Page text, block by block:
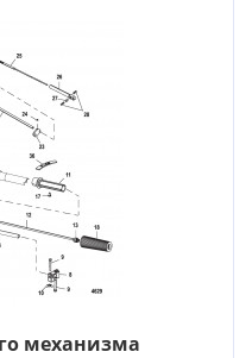
механизма